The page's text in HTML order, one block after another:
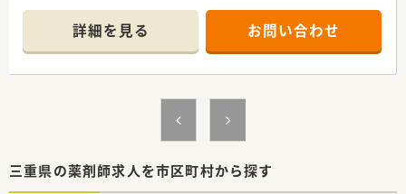
■接遇・マナーやＯＴＣサプリメントの知識習得、認定薬剤師や
ケアマネージャーの資格取得支援も行っています！
詳細を見る お問い合わせ
三重県の薬剤師求人を市区町村から探す